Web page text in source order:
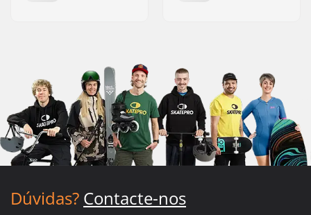
Dúvidas? Contacte-nos